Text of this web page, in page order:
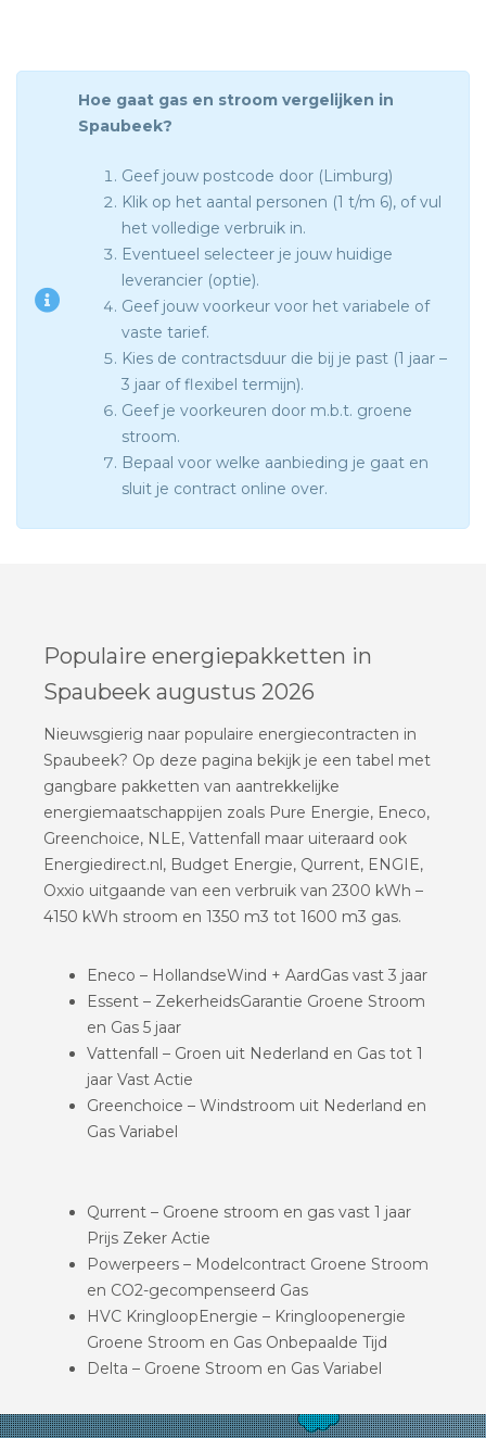
Hoe gaat gas en stroom vergelijken in
Spaubeek?
Geef jouw postcode door (Limburg)
Klik op het aantal personen (1 t/m 6), of vul
het volledige verbruik in.
Eventueel selecteer je jouw huidige
leverancier (optie).
Geef jouw voorkeur voor het variabele of
vaste tarief.
Kies de contractsduur die bij je past (1 jaar –
3 jaar of flexibel termijn).
Geef je voorkeuren door m.b.t. groene
stroom.
Bepaal voor welke aanbieding je gaat en
sluit je contract online over.
Populaire energiepakketten in
Spaubeek augustus 2026
Nieuwsgierig naar populaire energiecontracten in
Spaubeek? Op deze pagina bekijk je een tabel met
gangbare pakketten van aantrekkelijke
energiemaatschappijen zoals Pure Energie, Eneco,
Greenchoice, NLE, Vattenfall maar uiteraard ook
Energiedirect.nl, Budget Energie, Qurrent, ENGIE,
Oxxio uitgaande van een verbruik van 2300 kWh –
4150 kWh stroom en 1350 m3 tot 1600 m3 gas.
Eneco – HollandseWind + AardGas vast 3 jaar
Essent – ZekerheidsGarantie Groene Stroom
en Gas 5 jaar
Vattenfall – Groen uit Nederland en Gas tot 1
jaar Vast Actie
Greenchoice – Windstroom uit Nederland en
Gas Variabel
Qurrent – Groene stroom en gas vast 1 jaar
Prijs Zeker Actie
Powerpeers – Modelcontract Groene Stroom
en CO2-gecompenseerd Gas
HVC KringloopEnergie – Kringloopenergie
Groene Stroom en Gas Onbepaalde Tijd
Delta – Groene Stroom en Gas Variabel